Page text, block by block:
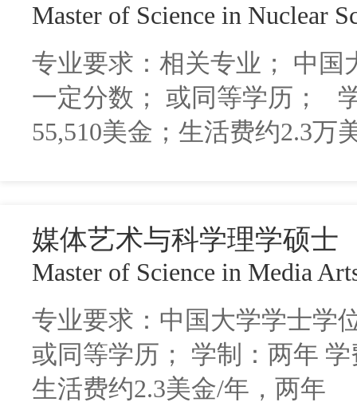
Master of Science in Nuclear
专业要求：相关专业； 中国
一定分数； 或同等学历；
55,510美金；生活费约2.3万
媒体艺术与科学理学硕士
Master of Science in Media
专业要求：中国大学学士学
或同等学历； 学制：两年
生活费约2.3美金/年，两年